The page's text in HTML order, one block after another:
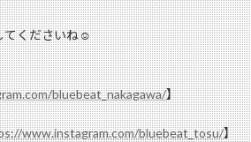
てくださいね☺
bluebeat_nakagawa/】
www.instagram.com/bluebeat_tosu/】